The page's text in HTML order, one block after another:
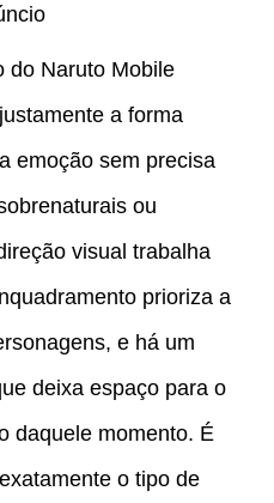
do Naruto Mobile
a forma
emoção sem precisa
ou
visual trabalha
prioriza a
e há um
deixa espaço para o
daquele momento. É
o tipo de